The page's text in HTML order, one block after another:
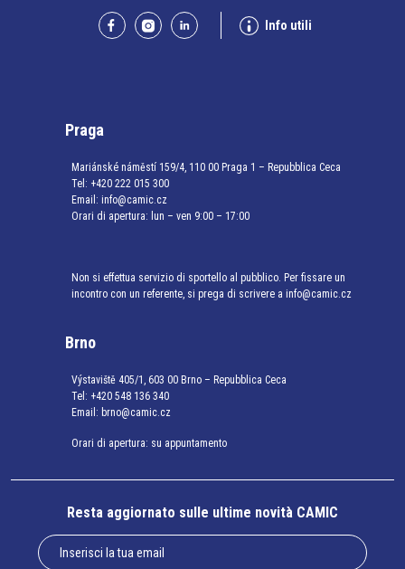
Info utili
Praga
Mariánské náměstí 159/4, 110 00 Praga 1 – Repubblica Ceca
Tel: +420 222 015 300
Email: info@camic.cz
Orari di apertura: lun – ven 9:00 – 17:00
Non si effettua servizio di sportello al pubblico. Per fissare un
incontro con un referente, si prega di scrivere a info@camic.cz
Brno
Výstaviště 405/1, 603 00 Brno – Repubblica Ceca
Tel: +420 548 136 340
Email: brno@camic.cz
Orari di apertura: su appuntamento
Resta aggiornato sulle ultime novità CAMIC